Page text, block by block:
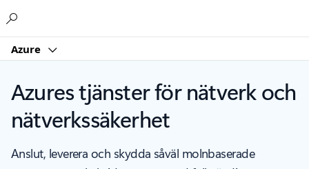
Azure
Azures tjänster för nätverk och
nätverkssäkerhet
Anslut, leverera och skydda såväl molnbaserade